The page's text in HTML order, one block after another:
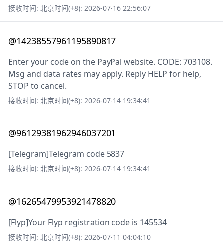
接收时间: 北京时间(+8): 2026-07-16 22:56:07
@14238557961195890817
Enter your code on the PayPal website. CODE: 703108.
Msg and data rates may apply. Reply HELP for help,
STOP to cancel.
接收时间: 北京时间(+8): 2026-07-14 19:34:41
@96129381962946037201
[Telegram]Telegram code 5837
接收时间: 北京时间(+8): 2026-07-14 19:34:41
@16265479953921478820
[Flyp]Your Flyp registration code is 145534
接收时间: 北京时间(+8): 2026-07-11 04:04:10